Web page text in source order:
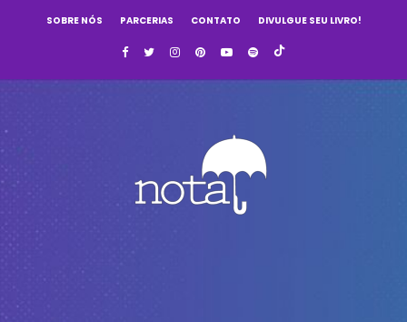
SOBRE NÓS PARCERIAS CONTATO DIVULGUE SEU LIVRO!